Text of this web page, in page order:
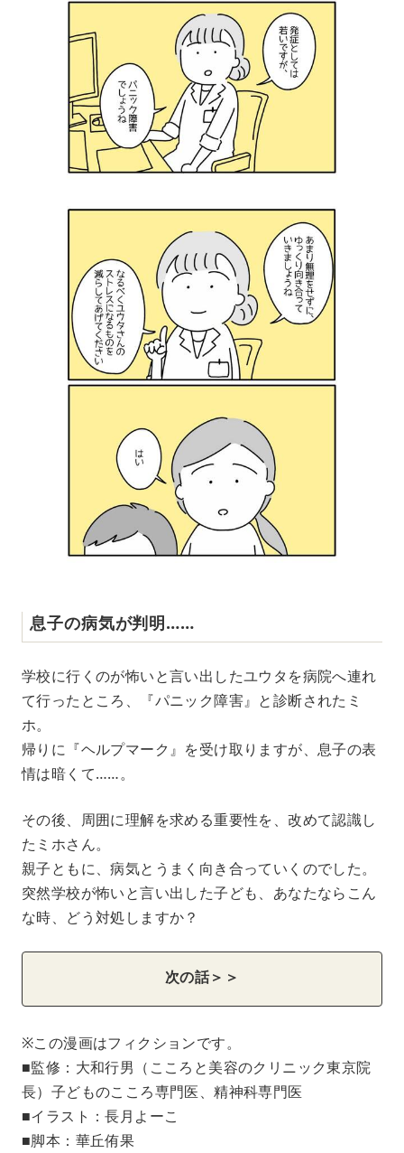
息子の病気が判明……
学校に行くのが怖いと言い出したユウタを病院へ連れ
て行ったところ、『パニック障害』と診断されたミ
ホ。
帰りに『ヘルプマーク』を受け取りますが、息子の表
情は暗くて……。
その後、周囲に理解を求める重要性を、改めて認識し
たミホさん。
親子ともに、病気とうまく向き合っていくのでした。
突然学校が怖いと言い出した子ども、あなたならこん
な時、どう対処しますか？
次の話＞＞
※この漫画はフィクションです。
■監修：大和行男（こころと美容のクリニック東京院
長）子どものこころ専門医、精神科専門医
■イラスト：長月よーこ
■脚本：華丘侑果